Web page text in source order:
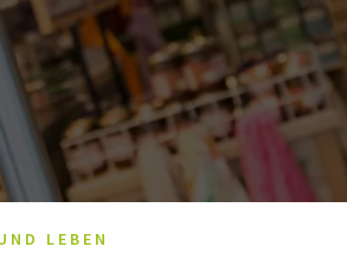
LEBEN